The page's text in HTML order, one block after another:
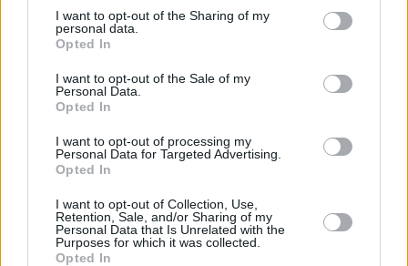
not limited to your visit or usage behaviour. You may click to
grant or deny consent to Google and its third-party tags to
use your data for below specified purposes in below Google
consent section.
I want to opt-out of the Sharing of my
personal data.
Opted In
I want to opt-out of the Sale of my
Personal Data.
Opted In
I want to opt-out of processing my
Personal Data for Targeted Advertising.
Opted In
I want to opt-out of Collection, Use,
Retention, Sale, and/or Sharing of my
Personal Data that Is Unrelated with the
Purposes for which it was collected.
Opted In